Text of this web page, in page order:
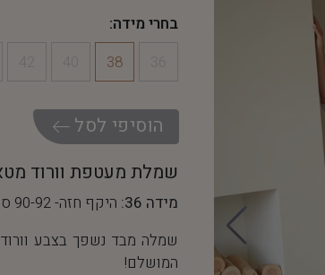
בחרי מידה:
38
הוסיפי לסל
שמלת מעטפת וורוד
מידה 36:
היקף חזה- 90-92 ס"מ, היקף מותן- 68 ס"מ
שמלה מבד נשפך בצבע
המושלם!